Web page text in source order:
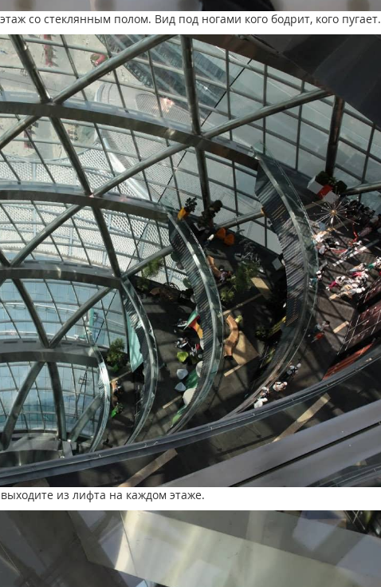
со стеклянным полом. Вид под ногами кого бодрит, кого пугает.
из лифта на каждом этаже.